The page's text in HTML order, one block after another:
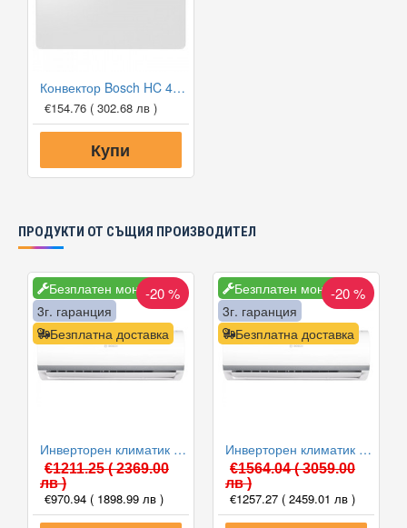
Конвектор Bosch HC 4000-15, 1500W, Електронен програмируем термостат
€154.76 ( 302.68 лв )
Купи
ПРОДУКТИ ОТ СЪЩИЯ ПРОИЗВОДИТЕЛ
Безплатен монтаж
Безплатна доставка
3г. гаранция
-20 %
Инверторен климатик Bosch CL2000U W 53 E/CL2000 53 E Climate 2000, 18000 BTU, Клас A++
€1211.25( 2369.00
лв )
€970.94 ( 1898.99 лв )
Безплатен монтаж
Безплатна доставка
3г. гаранция
-20 %
Инверторен климатик Bosch CL2000U W 70 E/CL2000 70 E Climate 2000, 24000 BTU, Клас A++
€1564.04( 3059.00
лв )
€1257.27 ( 2459.01 лв )